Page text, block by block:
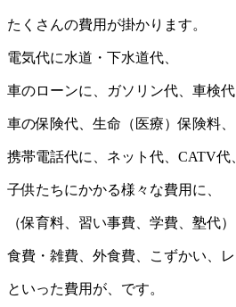
たくさんの費用が掛かります。
電気代に水道・下水道代、
車のローンに、ガソリン代、車検代
車の保険代、生命（医療）保険料、
携帯電話代に、ネット代、CATV代
子供たちにかかる様々な費用に、
（保育料、習い事費、学費、塾代）
食費・雑費、外食費、こずかい、
といった費用が、です。